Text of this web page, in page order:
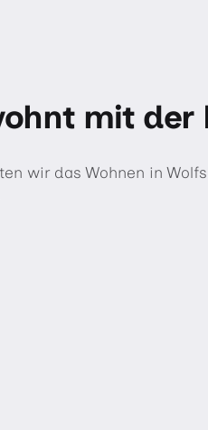
mit der
wir das Wohnen in